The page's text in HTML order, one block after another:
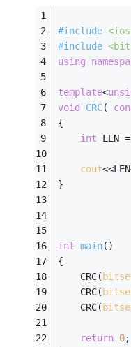
#include
#include
using
template<
void
CRC(
{
int LEN
cout
}
int main()
{
    CRC(
    CRC(
    CRC(
return 0;